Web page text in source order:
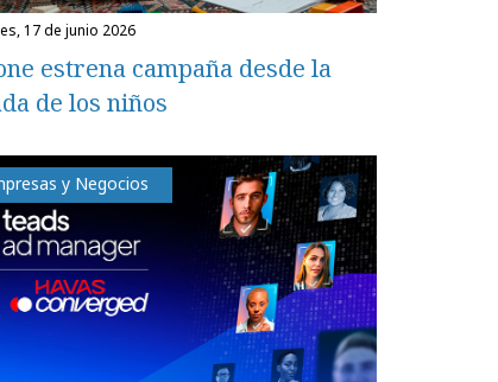
17 de junio 2026
estrena campaña desde la
de los niños
y Negocios